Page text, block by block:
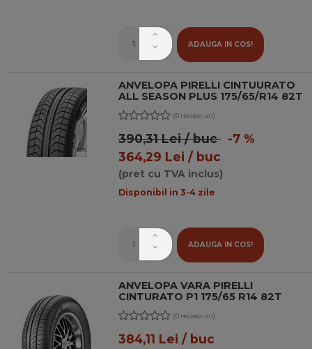
ADAUGA IN COS!
ANVELOPA PIRELLI CINTUURATO
ALL SEASON PLUS 175/65/R14 82T
(0 review-uri)
390,31 Lei / buc-7 %
364,29 Lei / buc
(pret cu TVA inclus)
Disponibil in 3-4 zile
ADAUGA IN COS!
ANVELOPA VARA PIRELLI
CINTURATO P1 175/65 R14 82T
(0 review-uri)
384,11 Lei / buc